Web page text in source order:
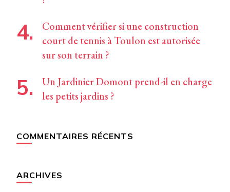
Comment vérifier si une construction
court de tennis à Toulon est autorisée
sur son terrain ?
Un Jardinier Domont prend-il en charge
les petits jardins ?
COMMENTAIRES RÉCENTS
ARCHIVES